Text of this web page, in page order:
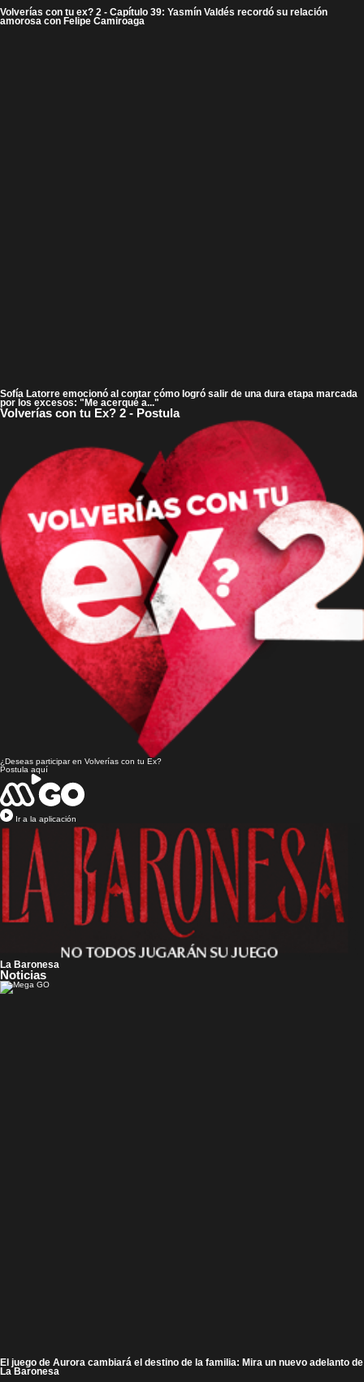
Volverías con tu ex? 2 - Capítulo 39: Yasmín Valdés recordó su relación
amorosa con Felipe Camiroaga
Sofía Latorre emocionó al contar cómo logró salir de una dura etapa marcada
por los excesos: "Me acerqué a..."
Volverías con tu Ex? 2 - Postula
¿Deseas participar en Volverías con tu Ex?
Postula aquí
Ir a la aplicación
La Baronesa
Noticias
El juego de Aurora cambiará el destino de la familia: Mira un nuevo adelanto de
La Baronesa